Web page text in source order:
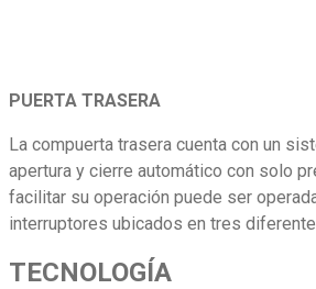
PUERTA TRASERA
La compuerta trasera cuenta con un
apertura y cierre automático con solo
facilitar su operación puede ser
interruptores ubicados en tres
TECNOLOGÍA